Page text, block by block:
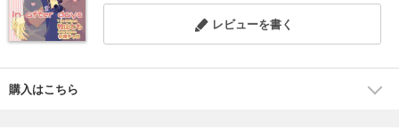
レビューを書く
購入はこちら